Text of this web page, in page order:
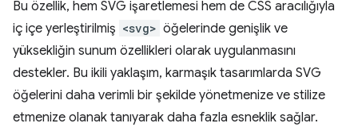
Bu özellik, hem SVG işaretlemesi hem de CSS aracılığıyla
iç içe yerleştirilmiş <svg> öğelerinde genişlik ve
yüksekliğin sunum özellikleri olarak uygulanmasını
destekler. Bu ikili yaklaşım, karmaşık tasarımlarda SVG
öğelerini daha verimli bir şekilde yönetmenize ve stilize
etmenize olanak tanıyarak daha fazla esneklik sağlar.